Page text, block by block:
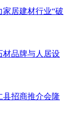
居建材行业“破
材品牌与人居设
县招商推介会隆